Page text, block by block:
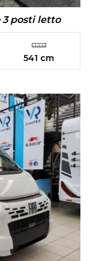
3 posti letto
541 cm